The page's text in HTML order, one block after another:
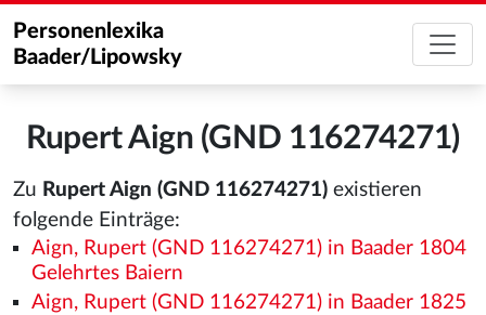
Personenlexika
Baader/Lipowsky
Rupert Aign (GND 116274271)
Zu Rupert Aign (GND 116274271) existieren
folgende Einträge:
Aign, Rupert (GND 116274271) in Baader 1804
Gelehrtes Baiern
Aign, Rupert (GND 116274271) in Baader 1825